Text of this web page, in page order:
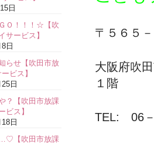
〒５６５
大阪府吹
１階
TEL: 06
日
Ｏ！！！☆【吹
サービス】
日
らせ【吹田市放
ビス】
日
？【吹田市放課
ビス】
日
【吹田市放課